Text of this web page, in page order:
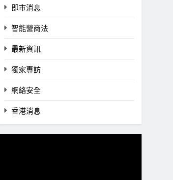
即市消息
智能營商法
最新資訊
獨家專訪
網絡安全
香港消息